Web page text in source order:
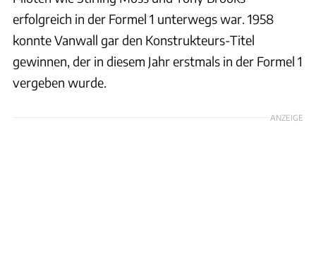
erfolgreich in der Formel 1 unterwegs war. 1958
konnte Vanwall gar den Konstrukteurs-Titel
gewinnen, der in diesem Jahr erstmals in der Formel 1
vergeben wurde.
ANZEIGE